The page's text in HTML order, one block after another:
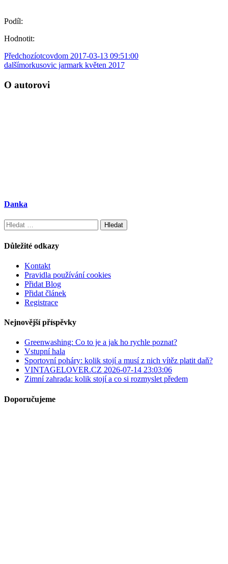
Podíl:
Hodnotit:
Předchozíotcovdom 2017-03-13 09:51:00
dalšímorkusovic jarmark květen 2017
O autorovi
Danka
Vyhledávání
Důležité odkazy
Kontakt
Pravidla používání cookies
Přidat Blog
Přidat článek
Registrace
Nejnovější příspěvky
Greenwashing: Co to je a jak ho rychle poznat?
Vstupní hala
Sportovní poháry: kolik stojí a musí z nich vítěz platit daň?
VINTAGELOVER.CZ 2026-07-14 23:03:06
Zimní zahrada: kolik stojí a co si rozmyslet předem
Doporučujeme